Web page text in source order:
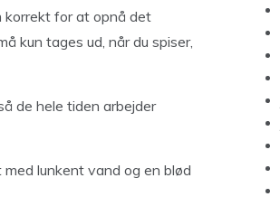
korrekt for at opnå det
kun tages ud, når du spiser,
de hele tiden arbejder
lunkent vand og en blød